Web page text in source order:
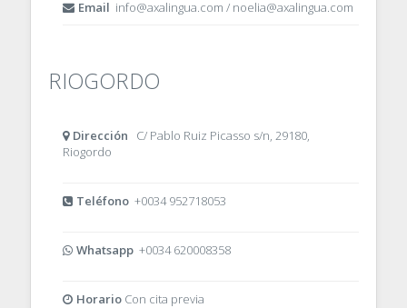
Email info@axalingua.com / noelia@axalingua.com
RIOGORDO
Dirección C/ Pablo Ruiz Picasso s/n, 29180,
Riogordo
Teléfono+0034 952718053
Whatsapp+0034 620008358
HorarioCon cita previa